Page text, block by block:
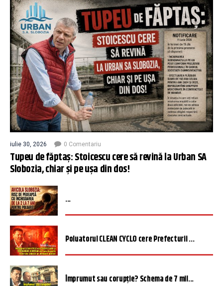
iulie 30, 2026 0 Comentariu
Tupeu de făptaș: Stoicescu cere să revină la Urban SA
Slobozia, chiar și pe ușa din dos!
...
Poluatorul CLEAN CYCLO cere Prefecturii ...
Împrumut sau corupție? Schema de 7 mil...